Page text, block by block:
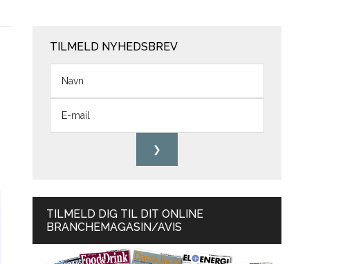
TILMELD NYHEDSBREV
TILMELD DIG TIL DIT ONLINE
BRANCHEMAGASIN/AVIS